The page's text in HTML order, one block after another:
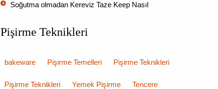
Soğutma olmadan Kereviz Taze Keep Nasıl
Pişirme Teknikleri
bakeware Pişirme Temelleri Pişirme Teknikleri
Pişirme Teknikleri Yemek Pişirme Tencere